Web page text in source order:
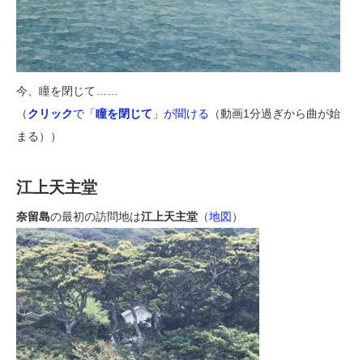
今、瞳を閉じて……
（クリックで「瞳を閉じて 」が聞ける （動画1分過ぎから曲が始
まる））
江上天主堂
奈留島の最初の訪問地は江上天主堂 （地図 ）